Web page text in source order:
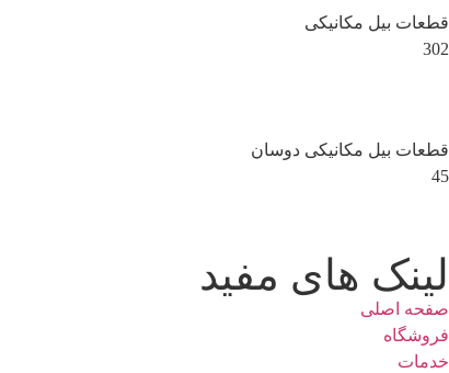
قطعات بیل مکانیکی
302
قطعات بیل مکانیکی دوسان
45
لینک های مفید
صفحه اصلی
فروشگاه
خدمات